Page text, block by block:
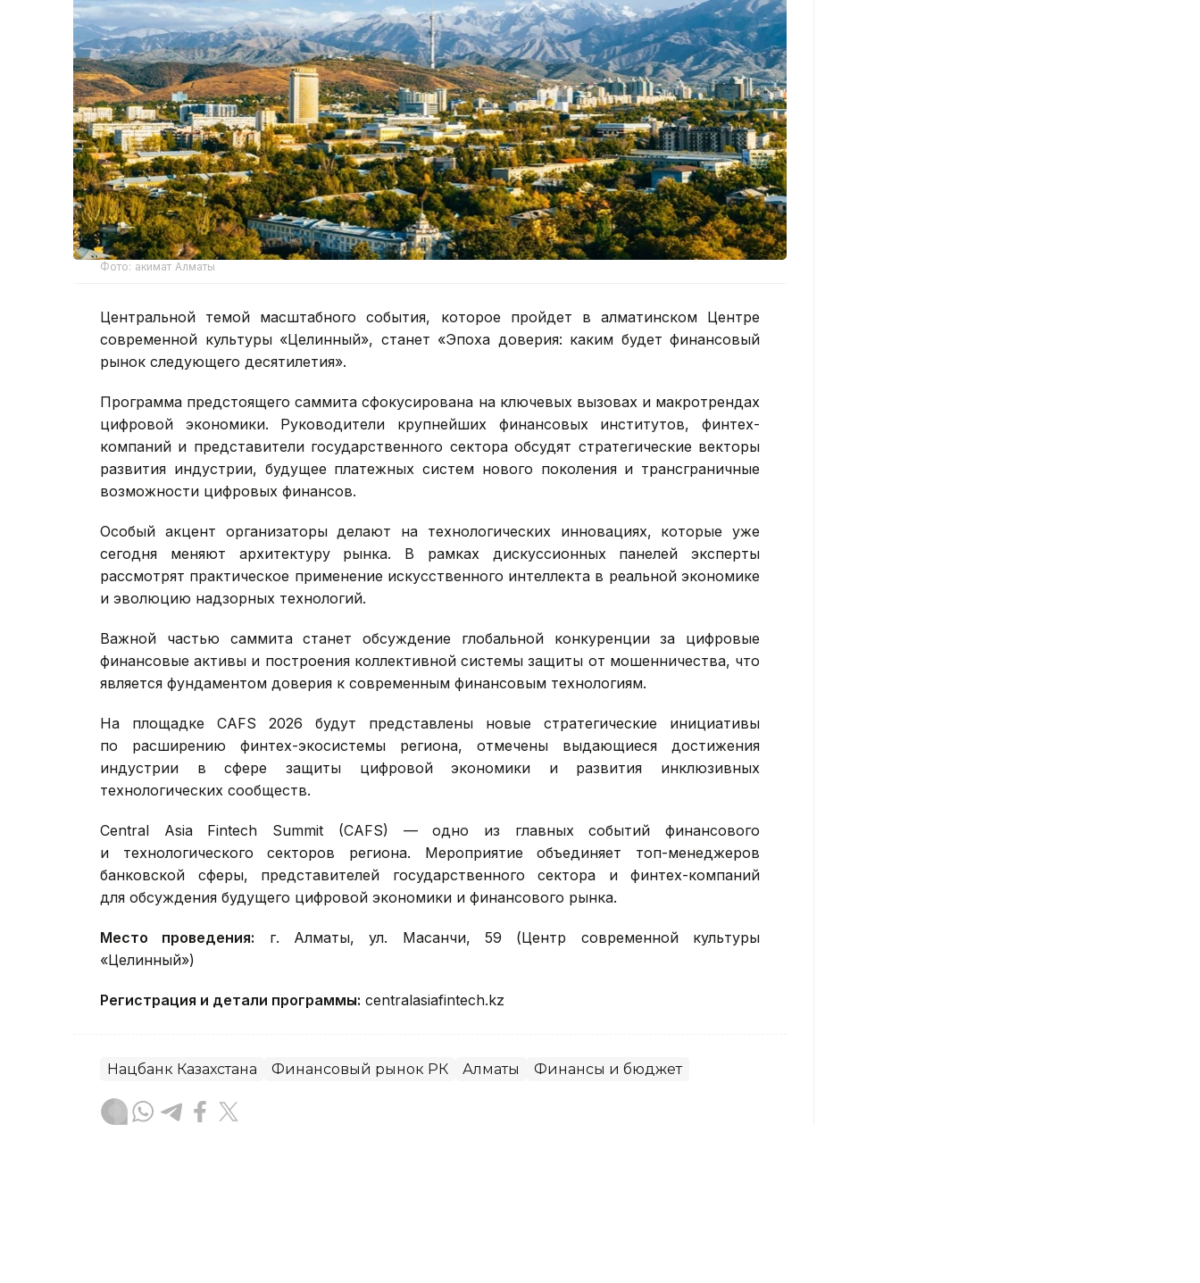
Фото: акимат Алматы
Центральной темой масштабного события, которое пройдет в алматинском Центре
современной культуры «Целинный», станет «Эпоха доверия: каким будет финансовый
рынок следующего десятилетия».
Программа предстоящего саммита сфокусирована на ключевых вызовах и макротрендах
цифровой экономики. Руководители крупнейших финансовых институтов, финтех-
компаний и представители государственного сектора обсудят стратегические векторы
развития индустрии, будущее платежных систем нового поколения и трансграничные
возможности цифровых финансов.
Особый акцент организаторы делают на технологических инновациях, которые уже
сегодня меняют архитектуру рынка. В рамках дискуссионных панелей эксперты
рассмотрят практическое применение искусственного интеллекта в реальной экономике
и эволюцию надзорных технологий.
Важной частью саммита станет обсуждение глобальной конкуренции за цифровые
финансовые активы и построения коллективной системы защиты от мошенничества, что
является фундаментом доверия к современным финансовым технологиям.
На площадке CAFS 2026 будут представлены новые стратегические инициативы
по расширению финтех-экосистемы региона, отмечены выдающиеся достижения
индустрии в сфере защиты цифровой экономики и развития инклюзивных
технологических сообществ.
Central Asia Fintech Summit (CAFS) — одно из главных событий финансового
и технологического секторов региона. Мероприятие объединяет топ-менеджеров
банковской сферы, представителей государственного сектора и финтех-компаний
для обсуждения будущего цифровой экономики и финансового рынка.
Место проведения: г. Алматы, ул. Масанчи, 59 (Центр современной культуры
«Целинный»)
Регистрация и детали программы: centralasiafintech.kz
Нацбанк Казахстана Финансовый рынок РК Алматы Финансы и бюджет